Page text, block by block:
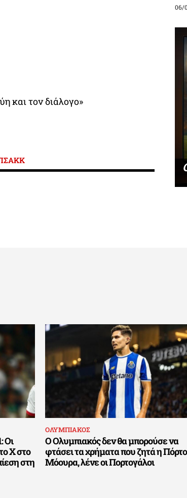
και τον διάλογο»
06/
Οι
Χ στο
στη
ΟΛΥΜΠΙΑΚΟΣ
Ο Ολυμπιακός δεν θα μπορούσε να
φτάσει τα χρήματα που ζητά η
Μόουρα, λένε οι Πορτογάλοι